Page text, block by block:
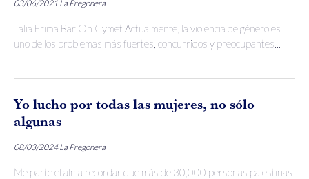
03/06/2021 La Pregonera
Talia Frima Bar On Cymet Actualmente, la violencia de género es
uno de los problemas más fuertes, concurridos y preocupantes...
Yo lucho por todas las mujeres, no sólo
algunas
08/03/2024 La Pregonera
Me parte el alma recordar que más de 30,000 personas palestinas